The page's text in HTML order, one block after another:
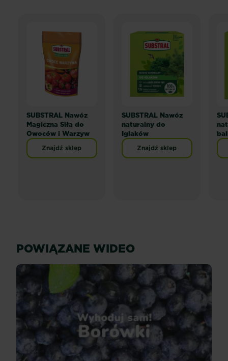
SUBSTRAL Nawóz
Magiczna Siła do
Owoców i Warzyw
Znajdź sklep
SUBSTRAL Nawóz
naturalny do
Iglaków
Znajdź sklep
POWIĄZANE WIDEO